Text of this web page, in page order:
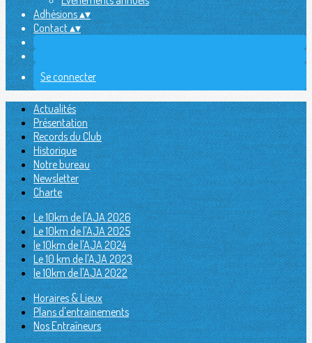
Adhésions▴▾
Contact▴▾
Se connecter
Actualités
Présentation
Records du Club
Historique
Notre bureau
Newsletter
Charte
Le 10km de l'AJA 2026
Le 10km de l'AJA 2025
le 10km de l'AJA 2024
Le 10 km de l'AJA 2023
le 10km de l'AJA 2022
Horaires & Lieux
Plans d'entrainements
Nos Entraîneurs